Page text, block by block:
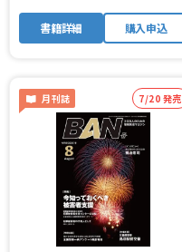
書籍詳細 購入申込
月刊誌 7/20 発売